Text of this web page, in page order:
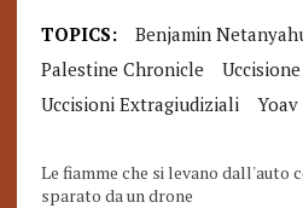
TOPICS: Benjamin
Palestine Chronicle
Uccisioni Extragiudiziali
Le fiamme che si levano dall'auto
sparato da un drone